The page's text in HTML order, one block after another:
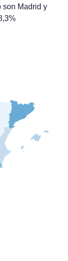
son Madrid y